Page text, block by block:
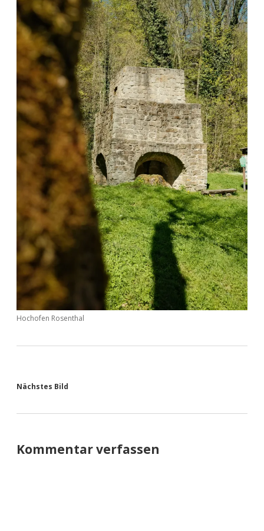
Hochofen Rosenthal
Nächstes Bild
Kommentar verfassen